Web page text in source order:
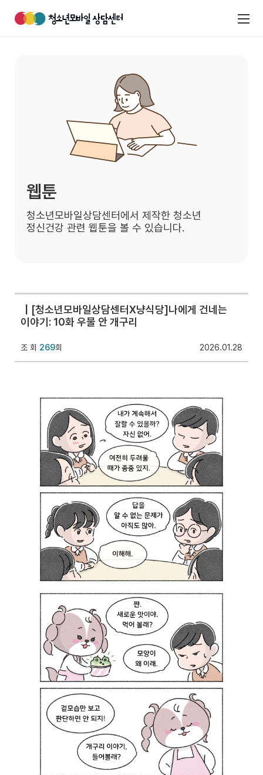
웹툰
청소년모바일상담센터에서 제작한 청소년
정신건강 관련 웹툰을 볼 수 있습니다.
[청소년모바일상담센터X냥식당]나에게 건네는
이야기: 10화 우물 안 개구리
2026.01.28
조 회 269회